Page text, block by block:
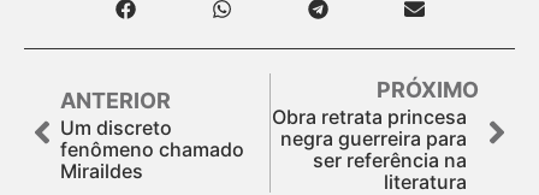
ANTERIOR
Um discreto
fenômeno chamado
Miraildes
PRÓXIMO
Obra retrata princesa
negra guerreira para
ser referência na
literatura